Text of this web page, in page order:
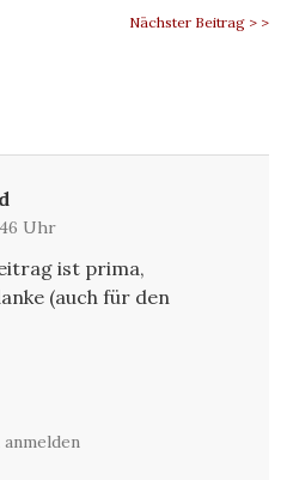
Nächster Beitrag > >
Uhr
ist prima,
(auch für den